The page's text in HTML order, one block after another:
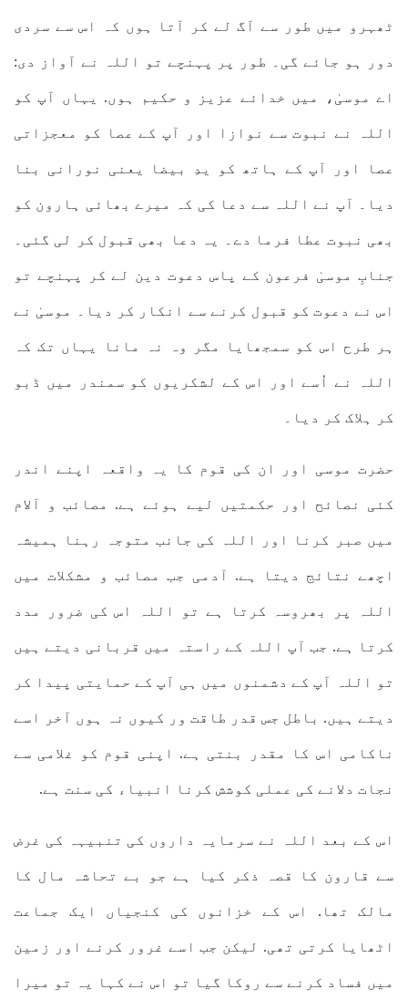
ٹھہرو میں طور سے آگ لے کر آتا ہوں کہ اس سے سردی
دور ہو جائے گی۔ طور پر پہنچے تو اللہ نے آواز دی:
اے موسیٰ، میں خدائے عزیز و حکیم ہوں. یہاں آپ کو
اللہ نے نبوت سے نوازا اور آپ کے عصا کو معجزاتی
عصا اور آپ کے ہاتھ کو یدِ بیضا یعنی نورانی بنا
دیا۔ آپ نے اللہ سے دعا کی کہ میرے بھائی ہارون کو
بھی نبوت عطا فرما دے۔ یہ دعا بھی قبول کر لی گئی۔
جنابِ موسیٰ فرعون کے پاس دعوت دین لے کر پہنچے تو
اس نے دعوت کو قبول کرنے سے انکار کر دیا۔ موسیٰ نے
ہر طرح اس کو سمجھایا مگر وہ نہ مانا یہاں تک کہ
اللہ نے اُسے اور اس کے لشکریوں کو سمندر میں ڈبو
کر ہلاک کر دیا۔
حضرت موسی اور ان کی قوم کا یہ واقعہ اپنے اندر
کئی نصائح اور حکمتیں لیے ہوئے ہے. مصائب و آلام
میں صبر کرنا اور اللہ کی جانب متوجہ رہنا ہمیشہ
اچھے نتائج دیتا ہے. آدمی جب مصائب و مشکلات میں
اللہ پر بھروسہ کرتا ہے تو اللہ اس کی ضرور مدد
کرتا ہے. جب آپ اللہ کے راستہ میں قربانی دیتے ہیں
تو اللہ آپ کے دشمنوں میں ہی آپ کے حمایتی پیدا کر
دیتے ہیں. باطل جس قدر طاقت ور کیوں نہ ہوں آخر اسے
ناکامی اس کا مقدر بنتی ہے. اپنی قوم کو غلامی سے
نجات دلانے کی عملی کوشش کرنا انبیاء کی سنت ہے.
اس کے بعد اللہ نے سرمایہ داروں کی تنبیہہ کی غرض
سے قارون کا قصہ ذکر کیا ہے جو بے تحاشہ مال کا
مالک تھا. اس کے خزانوں کی کنجیاں ایک جماعت
اٹھایا کرتی تھی. لیکن جب اسے غرور کرنے اور زمین
میں فساد کرنے سے روکا گیا تو اس نے کہا یہ تو میرا